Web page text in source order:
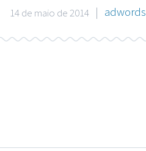
14 de maio de 2014 | adwords